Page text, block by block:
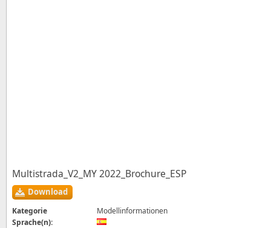
Multistrada_V2_MY 2022_Brochure_ESP
Download
Kategorie
Modellinformationen
Sprache(n):